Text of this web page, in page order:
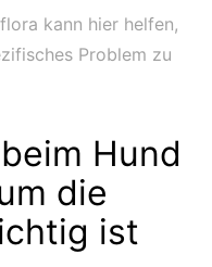
kann hier helfen,
Problem zu
Hund
die
ist